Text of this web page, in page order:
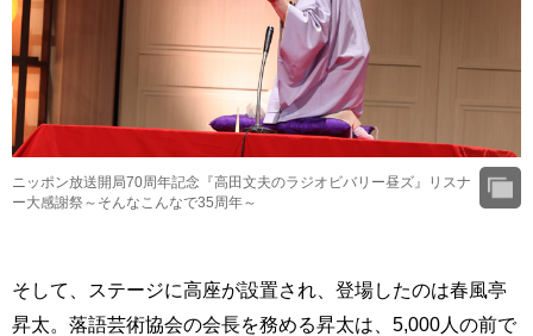
ニッポン放送開局70周年記念『高田文夫のラジオビバリー昼ズ』リスナ
ー大感謝祭～そんなこんなで35周年～
そして、ステージに高座が設置され、登場したのは春風亭
昇太。落語芸術協会の会長を務める昇太は、5,000人の前で